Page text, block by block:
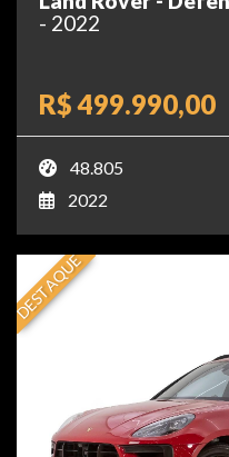
- 2022
R$ 499.990,00
48.805
2022
DESTAQUE